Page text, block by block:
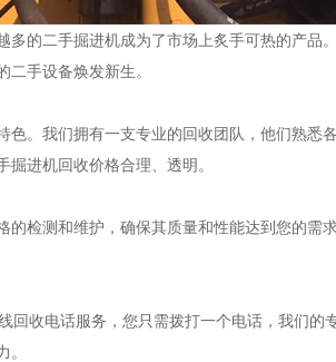
多的二手掘进机成为了市场上炙手可热的产
手设备焕发新生。
色。我们拥有一支专业的回收团队，他们熟悉
进机回收价格合理、透明。
的检测和维护，确保其质量和性能达到您的需
回收电话服务，您只需拨打一个电话，我们